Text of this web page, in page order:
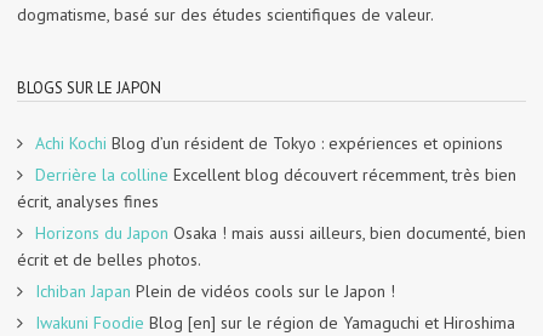
dogmatisme, basé sur des études scientifiques de valeur.
BLOGS SUR LE JAPON
Achi Kochi Blog d’un résident de Tokyo : expériences et opinions
Derrière la colline Excellent blog découvert récemment, très bien
écrit, analyses fines
Horizons du Japon Osaka ! mais aussi ailleurs, bien documenté, bien
écrit et de belles photos.
Ichiban Japan Plein de vidéos cools sur le Japon !
Iwakuni Foodie Blog [en] sur le région de Yamaguchi et Hiroshima